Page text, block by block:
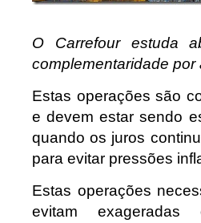
O Carrefour estuda
complementaridade
Estas operações são
e devem estar sendo
quando os juros
para evitar pressões
Estas operações
evitam exageradas